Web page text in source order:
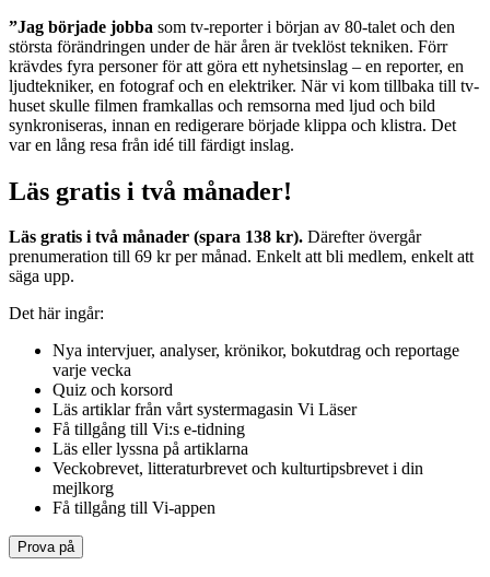
”Jag började jobba som tv-reporter i början av 80-talet och den
största förändringen under de här åren är tveklöst tekniken. Förr
krävdes fyra personer för att göra ett nyhetsinslag – en reporter, en
ljudtekniker, en fotograf och en elektriker. När vi kom tillbaka till tv-
huset skulle filmen framkallas och remsorna med ljud och bild
synkroniseras, innan en redigerare började klippa och klistra. Det
var en lång resa från idé till färdigt inslag.
Läs gratis i två månader!
Läs gratis i två månader (spara 138 kr). Därefter övergår
prenumeration till 69 kr per månad. Enkelt att bli medlem, enkelt att
säga upp.
Det här ingår:
Nya intervjuer, analyser, krönikor, bokutdrag och reportage
varje vecka
Quiz och korsord
Läs artiklar från vårt systermagasin Vi Läser
Få tillgång till Vi:s e-tidning
Läs eller lyssna på artiklarna
Veckobrevet, litteraturbrevet och kulturtipsbrevet i din
mejlkorg
Få tillgång till Vi-appen
Prova på